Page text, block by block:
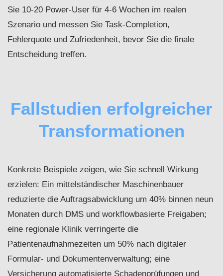
Sie 10-20 Power‑User für 4-6 Wochen im realen
Szenario und messen Sie Task‑Completion,
Fehlerquote und Zufriedenheit, bevor Sie die finale
Entscheidung treffen.
Fallstudien erfolgreicher
Transformationen
Konkrete Beispiele zeigen, wie Sie schnell Wirkung
erzielen: Ein mittelständischer Maschinenbauer
reduzierte die Auftragsabwicklung um 40% binnen neun
Monaten durch DMS und workflowbasierte Freigaben;
eine regionale Klinik verringerte die
Patientenaufnahmezeiten um 50% nach digitaler
Formular- und Dokumentenverwaltung; eine
Versicherung automatisierte Schadenprüfungen und